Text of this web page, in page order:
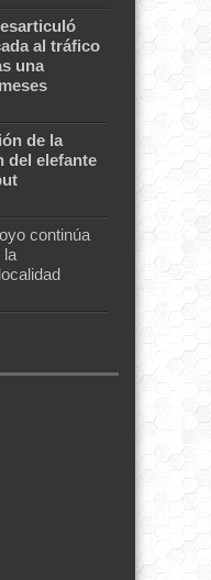
al tráfico
una
de la
del elefante
continúa
la